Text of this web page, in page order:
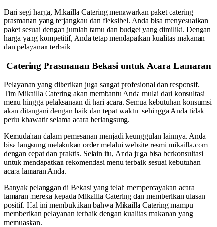
Dari segi harga, Mikailla Catering menawarkan paket catering
prasmanan yang terjangkau dan fleksibel. Anda bisa menyesuaikan
paket sesuai dengan jumlah tamu dan budget yang dimiliki. Dengan
harga yang kompetitif, Anda tetap mendapatkan kualitas makanan
dan pelayanan terbaik.
Catering Prasmanan Bekasi untuk Acara Lamaran
Pelayanan yang diberikan juga sangat profesional dan responsif.
Tim Mikailla Catering akan membantu Anda mulai dari konsultasi
menu hingga pelaksanaan di hari acara. Semua kebutuhan konsumsi
akan ditangani dengan baik dan tepat waktu, sehingga Anda tidak
perlu khawatir selama acara berlangsung.
Kemudahan dalam pemesanan menjadi keunggulan lainnya. Anda
bisa langsung melakukan order melalui website resmi mikailla.com
dengan cepat dan praktis. Selain itu, Anda juga bisa berkonsultasi
untuk mendapatkan rekomendasi menu terbaik sesuai kebutuhan
acara lamaran Anda.
Banyak pelanggan di Bekasi yang telah mempercayakan acara
lamaran mereka kepada Mikailla Catering dan memberikan ulasan
positif. Hal ini membuktikan bahwa Mikailla Catering mampu
memberikan pelayanan terbaik dengan kualitas makanan yang
memuaskan.